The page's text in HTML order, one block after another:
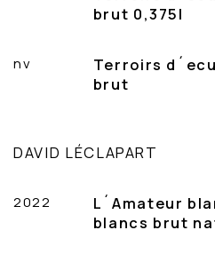
brut 0,375l
nv
Terroirs
brut
DAVID LÉCLAPART
2022
L´Amateur
blancs brut